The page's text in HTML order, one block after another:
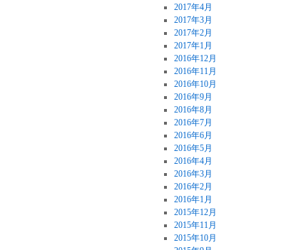
2017年4月
2017年3月
2017年2月
2017年1月
2016年12月
2016年11月
2016年10月
2016年9月
2016年8月
2016年7月
2016年6月
2016年5月
2016年4月
2016年3月
2016年2月
2016年1月
2015年12月
2015年11月
2015年10月